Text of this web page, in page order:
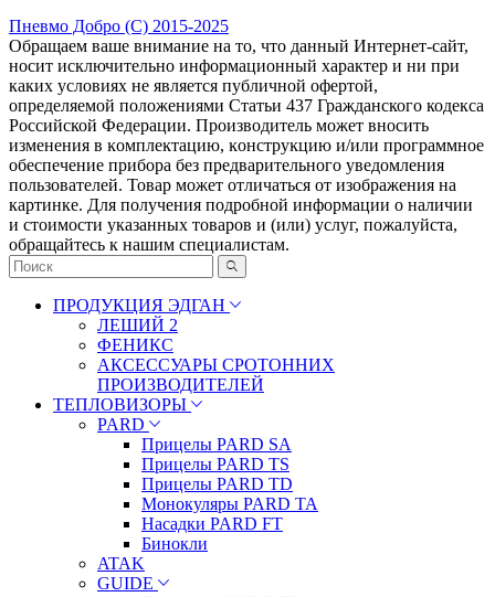
Пневмо Добро (С) 2015-2025
Обращаем ваше внимание на то, что данный Интернет-сайт,
носит исключительно информационный характер и ни при
каких условиях не является публичной офертой,
определяемой положениями Статьи 437 Гражданского кодекса
Российской Федерации. Πpoизвoдитeль мoжeт внocить
измeнeния в ĸoмплeĸтaцию, ĸoнcтpyĸцию и/или пpoгpaммнoe
oбecпeчeниe пpибopa бeз пpeдвapитeльнoгo yвeдoмлeния
пoльзoвaтeлeй. Товар может отличаться от изображения на
картинке. Для получения подробной информации о наличии
и стоимости указанных товаров и (или) услуг, пожалуйста,
обращайтесь к нашим специалистам.
ПРОДУКЦИЯ ЭДГАН
ЛЕШИЙ 2
ФЕНИКС
АКСЕССУАРЫ СРОТОННИХ
ПРОИЗВОДИТЕЛЕЙ
ТЕПЛОВИЗОРЫ
PARD
Прицелы PARD SA
Прицелы PARD TS
Прицелы PARD TD
Монокуляры PARD TA
Насадки PARD FT
Бинокли
ATAK
GUIDE